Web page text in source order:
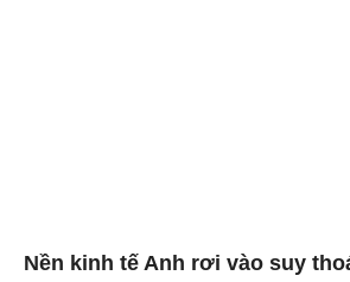
Nền kinh tế Anh rơi vào suy